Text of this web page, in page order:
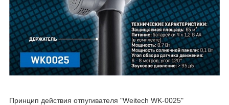
Принцип действия отпугивателя "Weitech WK-0025"